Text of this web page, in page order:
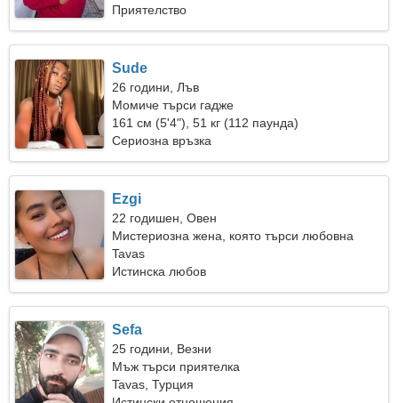
Приятелство
Sude
26 години, Лъв
Момиче търси гадже
161 см (5'4"), 51 кг (112 паунда)
Сериозна връзка
Ezgi
22 годишен, Овен
Мистериозна жена, която търси любовна
връзка
Tavas
Истинска любов
Sefa
25 години, Везни
Мъж търси приятелка
Tavas, Турция